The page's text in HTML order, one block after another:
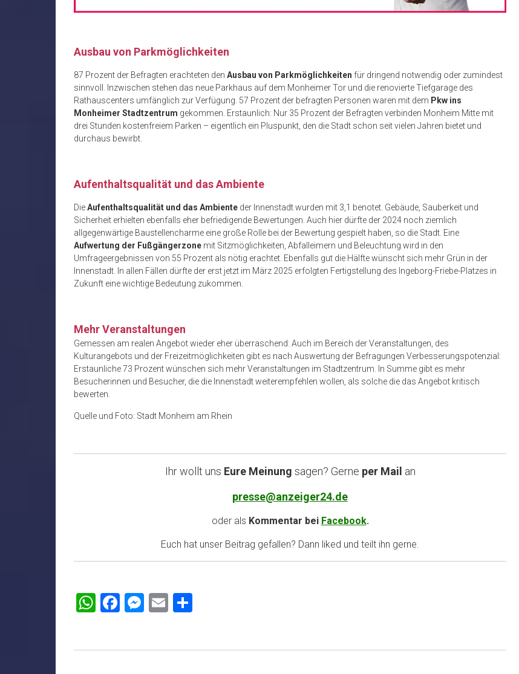
Ausbau von Parkmöglichkeiten
87 Prozent der Befragten erachteten den Ausbau von Parkmöglichkeiten für dringend notwendig oder zumindest
sinnvoll. Inzwischen stehen das neue Parkhaus auf dem Monheimer Tor und die renovierte Tiefgarage des
Rathauscenters umfänglich zur Verfügung. 57 Prozent der befragten Personen waren mit dem Pkw ins
Monheimer Stadtzentrum gekommen. Erstaunlich: Nur 35 Prozent der Befragten verbinden Monheim Mitte mit
drei Stunden kostenfreiem Parken – eigentlich ein Pluspunkt, den die Stadt schon seit vielen Jahren bietet und
durchaus bewirbt.
Aufenthaltsqualität und das Ambiente
DieAufenthaltsqualität und das Ambiente der Innenstadt wurden mit 3,1 benotet. Gebäude, Sauberkeit und
Sicherheit erhielten ebenfalls eher befriedigende Bewertungen. Auch hier dürfte der 2024 noch ziemlich
allgegenwärtige Baustellencharme eine große Rolle bei der Bewertung gespielt haben, so die Stadt. Eine
Aufwertung der Fußgängerzone mit Sitzmöglichkeiten, Abfalleimern und Beleuchtung wird in den
Umfrageergebnissen von 55 Prozent als nötig erachtet. Ebenfalls gut die Hälfte wünscht sich mehr Grün in der
Innenstadt. In allen Fällen dürfte der erst jetzt im März 2025 erfolgten Fertigstellung des Ingeborg-Friebe-Platzes in
Zukunft eine wichtige Bedeutung zukommen.
Mehr Veranstaltungen
Gemessen am realen Angebot wieder eher überraschend: Auch im Bereich der Veranstaltungen, des
Kulturangebots und der Freizeitmöglichkeiten gibt es nach Auswertung der Befragungen Verbesserungspotenzial:
Erstaunliche 73 Prozent wünschen sich mehr Veranstaltungen im Stadtzentrum. In Summe gibt es mehr
Besucherinnen und Besucher, die die Innenstadt weiterempfehlen wollen, als solche die das Angebot kritisch
bewerten.
Quelle und Foto: Stadt Monheim am Rhein
Ihr wollt uns Eure Meinung sagen? Gerne per Mail an
presse@anzeiger24.de
oder als Kommentar bei Facebook.
Euch hat unser Beitrag gefallen? Dann liked und teilt ihn gerne.
WhatsApp
Facebook
Messenger
Email